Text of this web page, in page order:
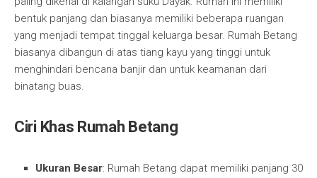
bentuk panjang dan biasanya memiliki beberapa ruangan
yang menjadi tempat tinggal keluarga besar. Rumah Betang
biasanya dibangun di atas tiang kayu yang tinggi untuk
menghindari bencana banjir dan untuk keamanan dari
binatang buas.
Ciri Khas Rumah Betang
Ukuran Besar: Rumah Betang dapat memiliki panjang 30